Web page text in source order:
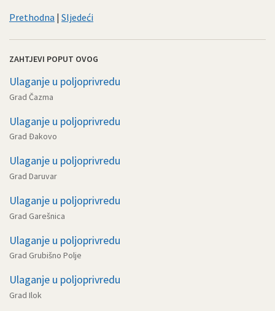
Prethodna | Sljedeći
ZAHTJEVI POPUT OVOG
Ulaganje u poljoprivredu
Grad Čazma
Ulaganje u poljoprivredu
Grad Đakovo
Ulaganje u poljoprivredu
Grad Daruvar
Ulaganje u poljoprivredu
Grad Garešnica
Ulaganje u poljoprivredu
Grad Grubišno Polje
Ulaganje u poljoprivredu
Grad Ilok